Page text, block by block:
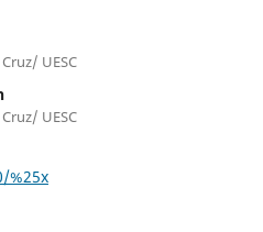
UESC
UESC
%25x